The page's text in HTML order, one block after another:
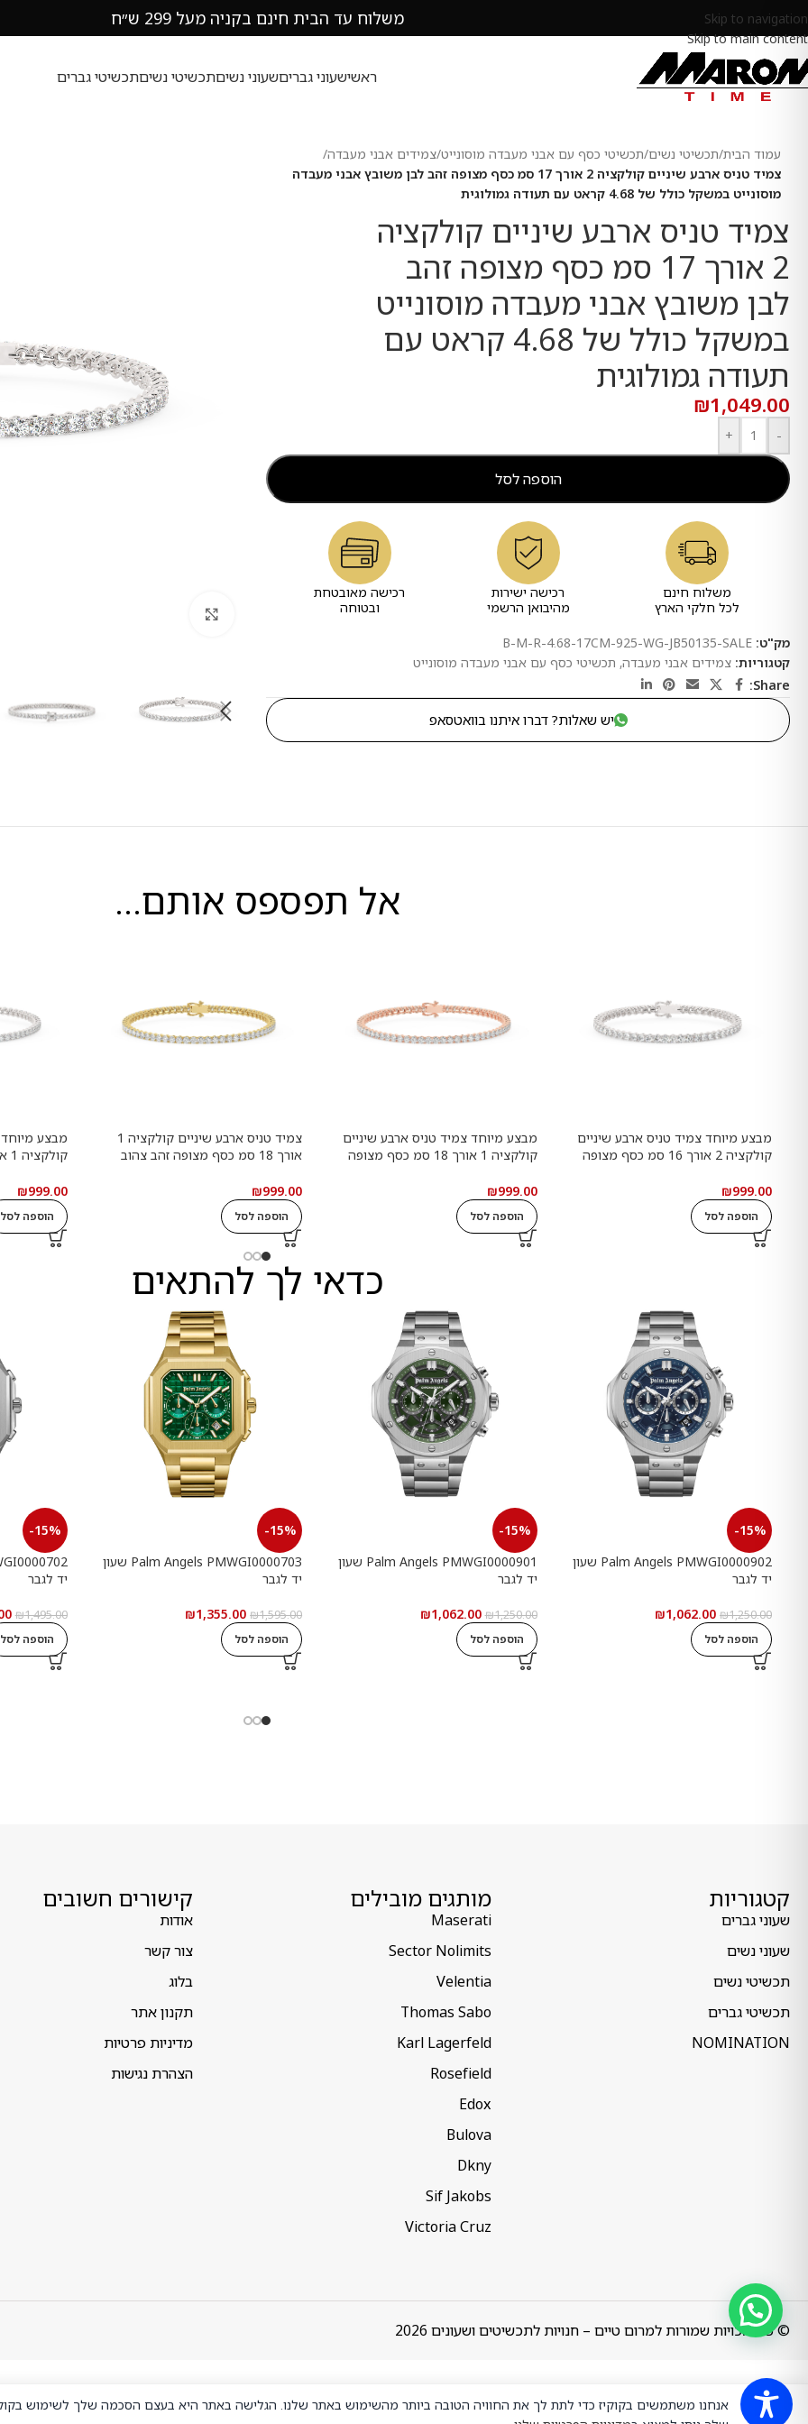
Skip to navigation
Skip to main content
משלוח עד הבית חינם בקניה מעל 299 ש״ח
ראשישעוני גבריםשעוני נשיםתכשיטי נשיםתכשיטי גברים
עמוד הבית/תכשיטי נשים/תכשיטי כסף עם אבני מעבדה מוסונייט/צמידים אבני מעבדה/
צמיד טניס ארבע שיניים קולקציה 2 אורך 17 סמ כסף מצופה זהב לבן משובץ אבני מעבדה
מוסונייט במשקל כולל של 4.68 קראט עם תעודה גמולוגית
צמיד טניס ארבע שיניים קולקציה
2 אורך 17 סמ כסף מצופה זהב
לבן משובץ אבני מעבדה מוסונייט
במשקל כולל של 4.68 קראט עם
תעודה גמולוגית
₪1,049.00
-
+
הוספה לסל
משלוח חינם
לכל חלקי הארץ
רכישה ישירות
מהיבואן הרשמי
רכישה מאובטחת
ובטוחה
מק"ט: B-M-R-4.68-17CM-925-WG-JB50135-SALE
קטגוריות: צמידים אבני מעבדה, תכשיטי כסף עם אבני מעבדה מוסונייט
Share:
יש שאלות? דברו איתנו בוואטסאפ
אל תפספס אותם...
מבצע מיוחד צמיד טניס ארבע שיניים
קולקציה 2 אורך 16 סמ כסף מצופה
תעודה גמולוגית
₪999.00
הוספה לסל
מבצע מיוחד צמיד טניס ארבע שיניים
קולקציה 1 אורך 18 סמ כסף מצופה
עם תעודה גמולוגית
₪999.00
הוספה לסל
צמיד טניס ארבע שיניים קולקציה 1
אורך 18 סמ כסף מצופה זהב צהוב
גמולוגית
₪999.00
הוספה לסל
מבצע מיוחד
תעודה
₪999.00
הוספה לסל
כדאי לך להתאים
-15%
Palm Angels PMWGI0000902 שעון
יד לגבר
₪1,250.00
₪1,062.00
הוספה לסל
-15%
Palm Angels PMWGI0000901 שעון
יד לגבר
₪1,250.00
₪1,062.00
הוספה לסל
-15%
Palm Angels PMWGI0000703 שעון
יד לגבר
₪1,595.00
₪1,355.00
הוספה לסל
-15%
יד לגבר
₪1,495.00
הוספה לסל
קטגוריות
שעוני גברים
שעוני נשים
תכשיטי נשים
תכשיטי גברים
NOMINATION
מותגים מובילים
Maserati
Sector Nolimits
Velentia
Thomas Sabo
Karl Lagerfeld
Rosefield
Edox
Bulova
Dkny
Sif Jakobs
Victoria Cruz
קישורים חשובים
אודות
צור קשר
בלוג
תקנון אתר
מדיניות פרטיות
הצהרת נגישות
© כל הזכויות שמורות למרום טיים – חנויות לתכשיטים ושעונים 2026
אנחנו משתמשים בקוקיז כדי לתת לך את החוויה הטובה ביותר מהשימוש באתר שלנו. הגלישה באתר היא בעצם הסכמה שלך לשימוש